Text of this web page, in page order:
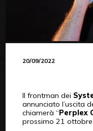
20/09/2022
Il frontman dei
annunciato l’uscita
chiamerà “Perplex
prossimo 21 ottobre.